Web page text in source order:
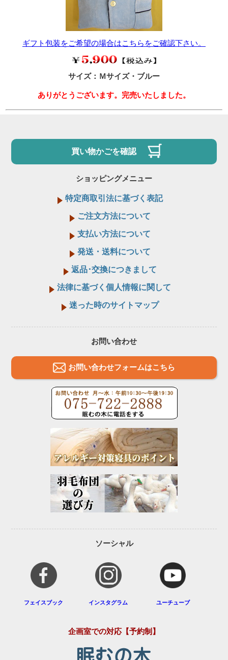
ギフト包装をご希望の場合はこちらをご確認下さい。
サイズ：Ｍサイズ・ブルー
ありがとうございます。完売いたしました。
買い物かごを確認
ショッピングメニュー
特定商取引法に基づく表記
ご注文方法について
支払い方法について
発送・送料について
返品･交換につきまして
法律に基づく個人情報に関して
迷った時のサイトマップ
お問い合わせ
お問い合わせフォームはこちら
ソーシャル
フェイスブック インスタグラム ユーチューブ
企画室での対応【予約制】